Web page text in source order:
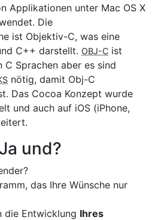
Applikationen unter Mac OS X
Die
ist Objektiv-C, was eine
C++ darstellt. OBJ-C ist
Sprachen aber es sind
nötig, damit Obj-C
Das Cocoa Konzept wurde
und auch auf iOS (iPhone,
Ja und?
das Ihre Wünsche nur
die Entwicklung Ihres